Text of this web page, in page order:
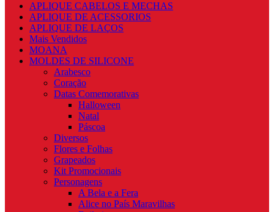
APLIQUE CABELOS E MECHAS
APLIQUE DE ACESSORIOS
APLIQUE DE LAÇOS
Mais Vendidos
MOANA
MOLDES DE SILICONE
Arabesco
Coração
Datas Comemorativas
Halloween
Natal
Páscoa
Diversos
Flores e Folhas
Grapeados
Kit Promocionais
Personagens
A Bela e a Fera
Alice no País Maravilhas